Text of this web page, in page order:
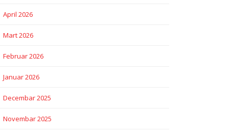
April 2026
Mart 2026
Februar 2026
Januar 2026
Decembar 2025
Novembar 2025